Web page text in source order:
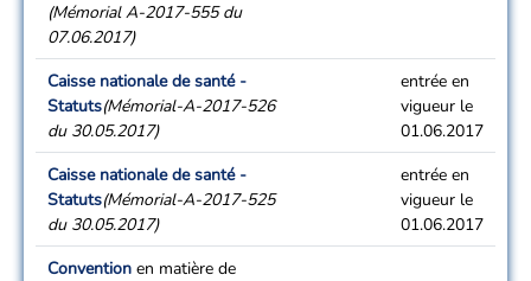
(Mémorial A-2017-555 du
07.06.2017)
Caisse nationale de santé -
Statuts(Mémorial-A-2017-526
du 30.05.2017)
entrée en
vigueur le
01.06.2017
Caisse nationale de santé -
Statuts(Mémorial-A-2017-525
du 30.05.2017)
entrée en
vigueur le
01.06.2017
Convention en matière de